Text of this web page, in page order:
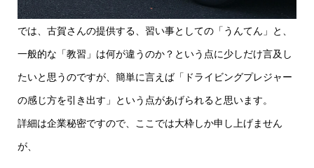
では、古賀さんの提供する、習い事としての「うんてん」と、
一般的な「教習」は何が違うのか？という点に少しだけ言及し
たいと思うのですが、簡単に言えば「ドライビングプレジャー
の感じ方を引き出す」という点があげられると思います。
詳細は企業秘密ですので、ここでは大枠しか申し上げません
が、